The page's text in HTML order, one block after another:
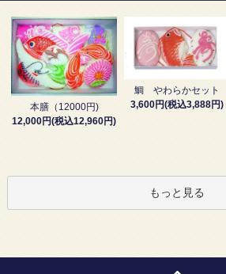
本膳（12000円)
12,000円(税込12,960円)
鯛 やわらかセット
3,600円(税込3,888円)
もっと見る